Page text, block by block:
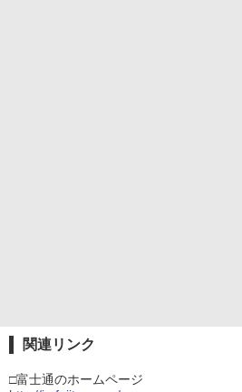
関連リンク
□富士通のホームページ